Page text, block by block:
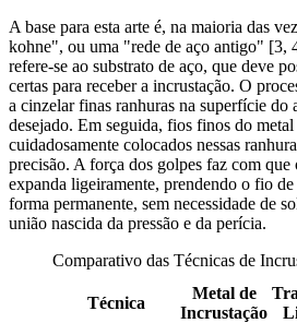
A base para esta arte é, na maioria das
kohne", ou uma "rede de aço antigo" [3,
refere-se ao substrato de aço, que deve
certas para receber a incrustação. O
a cinzelar finas ranhuras na superfície do
desejado. Em seguida, fios finos do
cuidadosamente colocados nessas
precisão. A força dos golpes faz com que
expanda ligeiramente, prendendo o fio
forma permanente, sem necessidade de
união nascida da pressão e da perícia.
Comparativo das Técnicas de
Técnica
Metal de
Incrustação